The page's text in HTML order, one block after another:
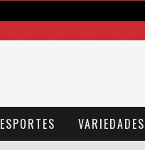
ESPORTES VARIEDADES